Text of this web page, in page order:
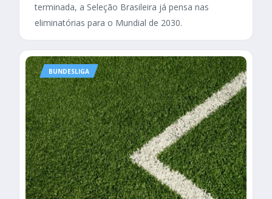
terminada, a Seleção Brasileira já pensa nas
eliminatórias para o Mundial de 2030.
BUNDESLIGA